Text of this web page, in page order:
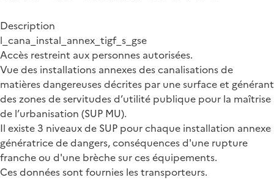
Description
l_cana_instal_annex_tigf_s_gse
Accès restreint aux personnes autorisées.
Vue des installations annexes des canalisations de
matières dangereuses décrites par une surface et générant
des zones de servitudes d’utilité publique pour la maîtrise
de l’urbanisation (SUP MU).
Il existe 3 niveaux de SUP pour chaque installation annexe
génératrice de dangers, conséquences d'une rupture
franche ou d'une brèche sur ces équipements.
Ces données sont fournies les transporteurs.